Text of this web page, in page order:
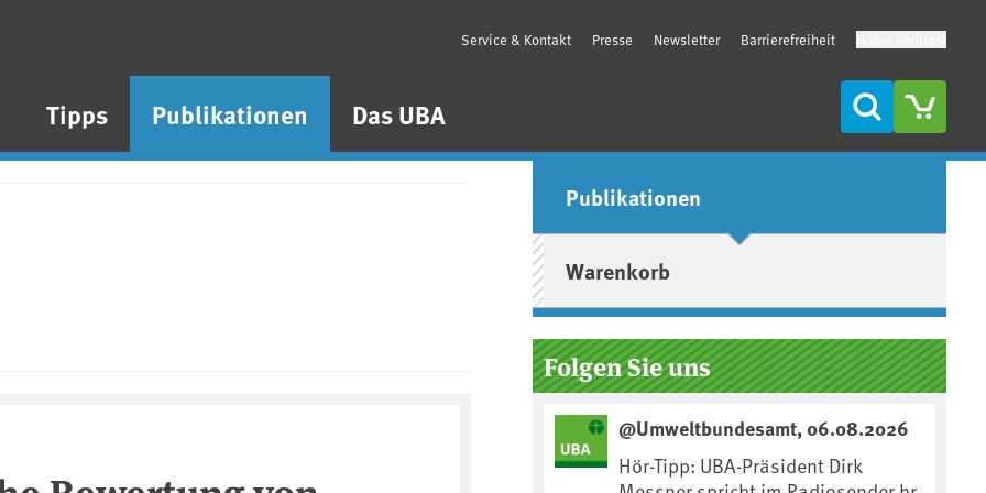
Tipps Publikationen Das UBA
Service & Kontakt Presse Newsletter Barrierefreiheit
Suche
Seitenleiste
Publikationen
Warenkorb
Folgen Sie uns
@Umweltbundesamt, 06.08.2026
Hör-Tipp: UBA-Präsident Dirk